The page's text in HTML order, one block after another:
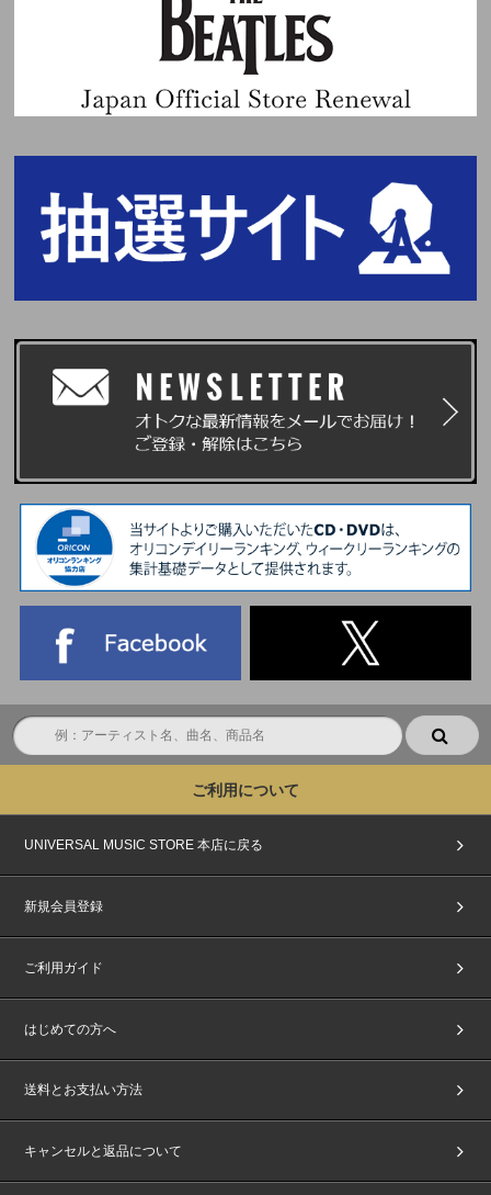
ご利用について
UNIVERSAL MUSIC STORE 本店に戻る
新規会員登録
ご利用ガイド
はじめての方へ
送料とお支払い方法
キャンセルと返品について